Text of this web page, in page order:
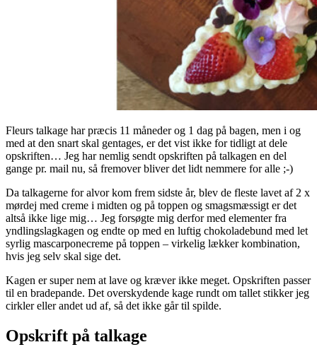
Fleurs talkage har præcis 11 måneder og 1 dag på bagen, men i og
med at den snart skal gentages, er det vist ikke for tidligt at dele
opskriften… Jeg har nemlig sendt opskriften på talkagen en del
gange pr. mail nu, så fremover bliver det lidt nemmere for alle ;-)
Da talkagerne for alvor kom frem sidste år, blev de fleste lavet af 2 x
mørdej med creme i midten og på toppen og smagsmæssigt er det
altså ikke lige mig… Jeg forsøgte mig derfor med elementer fra
yndlingslagkagen og endte op med en luftig chokoladebund med let
syrlig mascarponecreme på toppen – virkelig lækker kombination,
hvis jeg selv skal sige det.
Kagen er super nem at lave og kræver ikke meget. Opskriften passer
til en bradepande. Det overskydende kage rundt om tallet stikker jeg
cirkler eller andet ud af, så det ikke går til spilde.
Opskrift på talkage